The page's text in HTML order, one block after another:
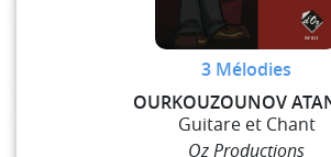
3 Mélodies
OURKOUZOUNOV
Guitare et Chant
Oz Productions